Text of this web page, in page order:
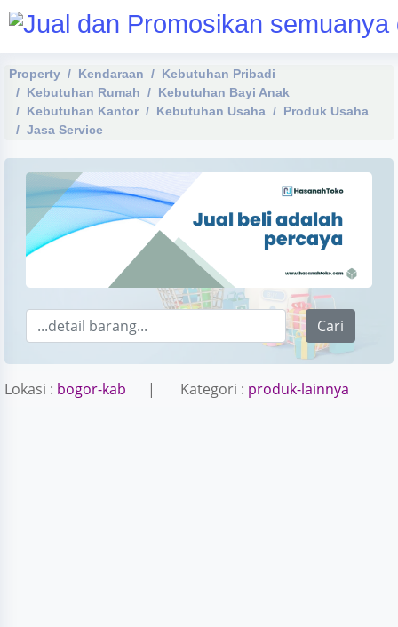
Property Kendaraan
Kebutuhan Pribadi
Kebutuhan Rumah
Kebutuhan Bayi Anak
Kebutuhan Kantor
Kebutuhan Usaha
Produk Usaha
Jasa Service
Cari
Lokasi : bogor-kab | Kategori : produk-lainnya